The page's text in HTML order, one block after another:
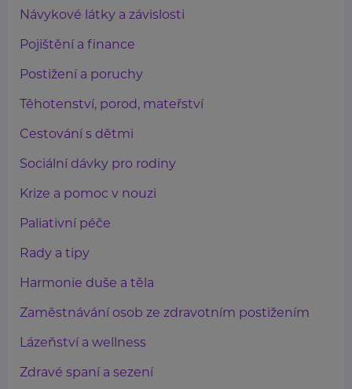
Návykové látky a závislosti
Pojištění a finance
Postižení a poruchy
Těhotenství, porod, mateřství
Cestování s dětmi
Sociální dávky pro rodiny
Krize a pomoc v nouzi
Paliativní péče
Rady a tipy
Harmonie duše a těla
Zaměstnávání osob ze zdravotním postižením
Lázeňství a wellness
Zdravé spaní a sezení